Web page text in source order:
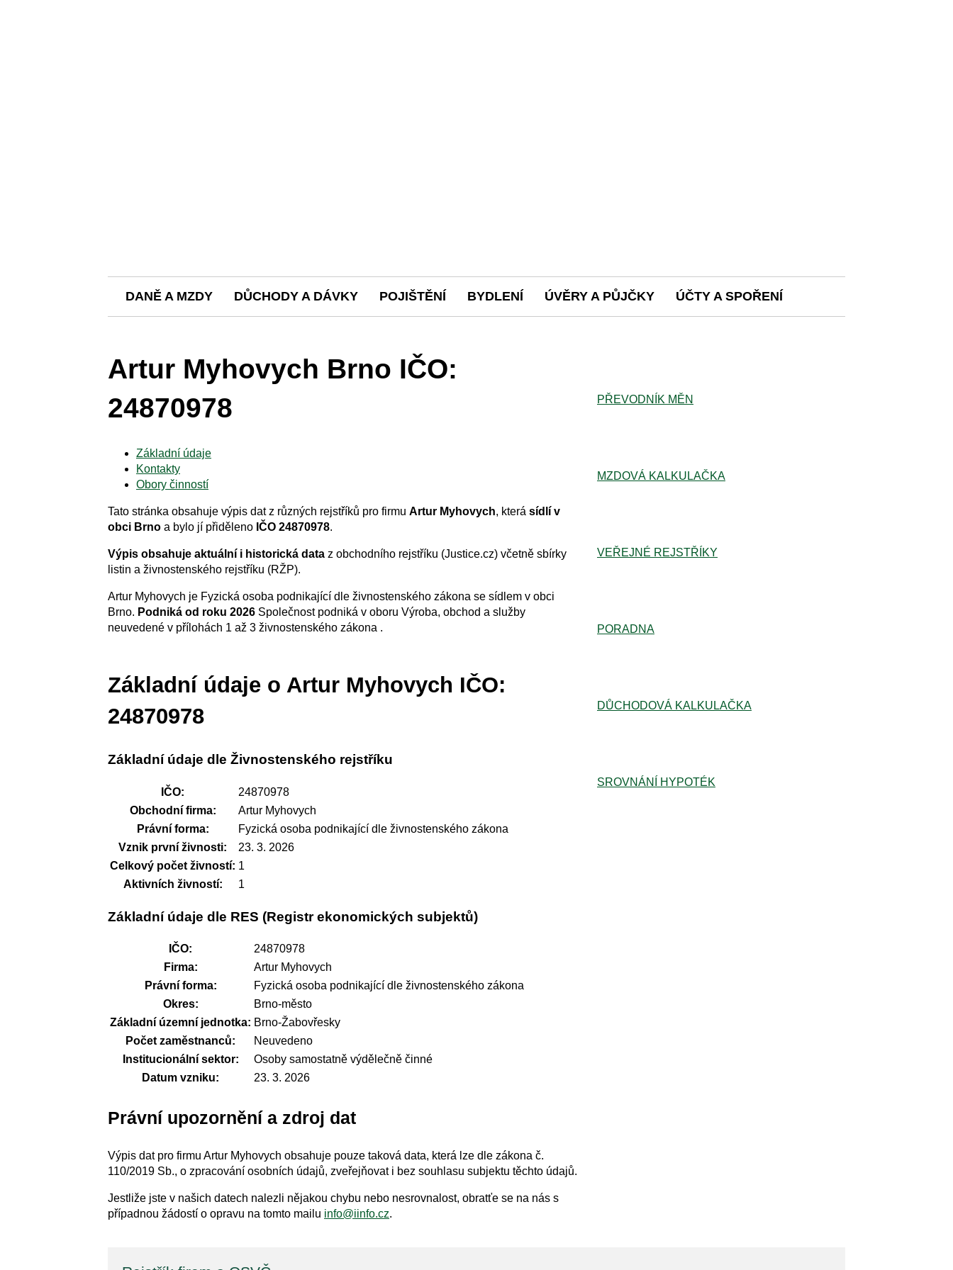
DANĚ A MZDY DŮCHODY A DÁVKY POJIŠTĚNÍ BYDLENÍ ÚVĚRY A PŮJČKY ÚČTY A SPOŘENÍ
Artur Myhovych Brno IČO:
24870978
Základní údaje
Kontakty
Obory činností
Tato stránka obsahuje výpis dat z různých rejstříků pro firmu Artur Myhovych, která sídlí v
obci Brno a bylo jí přiděleno IČO 24870978.
Výpis obsahuje aktuální i historická data z obchodního rejstříku (Justice.cz) včetně sbírky
listin a živnostenského rejstříku (RŽP).
Artur Myhovych je Fyzická osoba podnikající dle živnostenského zákona se sídlem v obci
Brno. Podniká od roku 2026 Společnost podniká v oboru Výroba, obchod a služby
neuvedené v přílohách 1 až 3 živnostenského zákona .
Základní údaje o Artur Myhovych IČO:
24870978
Základní údaje dle Živnostenského rejstříku
IČO:
24870978
Obchodní firma:
Artur Myhovych
Právní forma:
Fyzická osoba podnikající dle živnostenského zákona
Vznik první živnosti:
23. 3. 2026
Celkový počet živností: 1
Aktivních živností:
1
Základní údaje dle RES (Registr ekonomických subjektů)
IČO:
24870978
Firma:
Artur Myhovych
Právní forma:
Fyzická osoba podnikající dle živnostenského zákona
Okres:
Brno-město
Základní územní jednotka: Brno-Žabovřesky
Počet zaměstnanců:
Neuvedeno
Institucionální sektor:
Osoby samostatně výdělečně činné
Datum vzniku:
23. 3. 2026
Právní upozornění a zdroj dat
Výpis dat pro firmu Artur Myhovych obsahuje pouze taková data, která lze dle zákona č.
110/2019 Sb., o zpracování osobních údajů, zveřejňovat i bez souhlasu subjektu těchto údajů.
Jestliže jste v našich datech nalezli nějakou chybu nebo nesrovnalost, obratťe se na nás s
případnou žádostí o opravu na tomto mailu info@iinfo.cz.
PŘEVODNÍK MĚN
MZDOVÁ KALKULAČKA
VEŘEJNÉ REJSTŘÍKY
PORADNA
DŮCHODOVÁ KALKULAČKA
SROVNÁNÍ HYPOTÉK